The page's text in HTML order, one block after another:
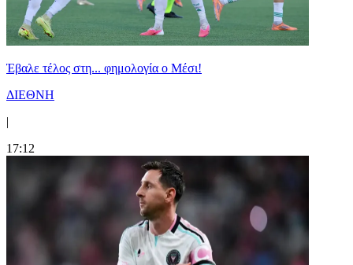
Έβαλε τέλος στη... φημολογία o Μέσι!
ΔΙΕΘΝΗ
|
17:12